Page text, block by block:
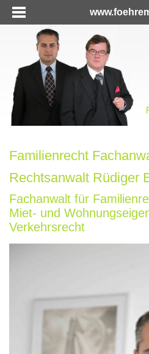
Familienrecht
Rechtsanwalt Rüdiger
Fachanwalt für
Miet- und
Verkehrsrecht